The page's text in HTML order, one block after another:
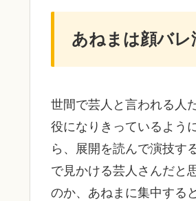
あねまは顔バ
世間で芸人と言われる人
役になりきっているよう
ら、展開を読んで演技す
で見かける芸人さんだと
のか、あねまに集中する